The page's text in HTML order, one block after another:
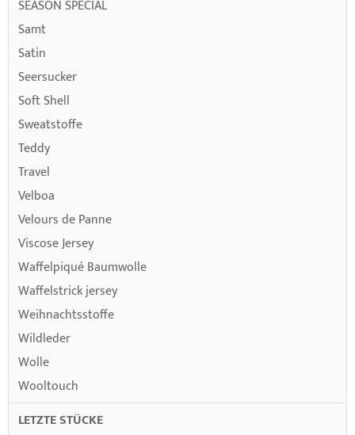
SEASON SPECIAL
Samt
Satin
Seersucker
Soft Shell
Sweatstoffe
Teddy
Travel
Velboa
Velours de Panne
Viscose Jersey
Waffelpiqué Baumwolle
Waffelstrick jersey
Weihnachtsstoffe
Wildleder
Wolle
Wooltouch
LETZTE STÜCKE